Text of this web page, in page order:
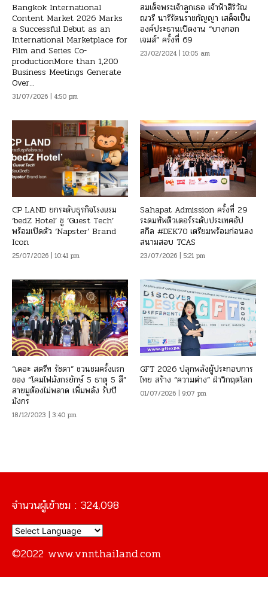
Bangkok International
Content Market 2026 Marks
a Successful Debut as an
International Marketplace for
Film and Series Co-
productionMore than 1,200
Business Meetings Generate
Over...
31/07/2026 | 4:50 pm
สมเด็จพระเจ้าลูกเธอ เจ้าฟ้าสิริวัณ
ณวรี นารีรัตนราชกัญญา เสด็จเป็น
องค์ประธานเปิดงาน “บางกอก
เจมส์” ครั้งที่ 69
23/02/2024 | 10:05 am
CP LAND ยกระดับธุรกิจโรงแรม
‘bedZ Hotel’ ชู ‘Guest Tech’
พร้อมเปิดตัว ‘Napster’ Brand
Icon
25/07/2026 | 10:41 pm
Sahapat Admission ครั้งที่ 29
ระดมทัพติวเตอร์ระดับประเทศอัป
สกิล #DEK70 เตรียมพร้อมก่อนลง
สนามสอบ TCAS
23/07/2026 | 5:21 pm
“เดอะ สตรีท รัชดา” ชวนชมครั้งแรก
ของ “โคมไฟมังกรยักษ์ 5 ธาตุ 5 สี”
สายมูต้องไม่พลาด เพิ่มพลัง รับปี
มังกร
18/12/2023 | 3:40 pm
GFT 2026 ปลุกพลังผู้ประกอบการ
ไทย สร้าง “ความต่าง” ฝ่าวิกฤตโลก
01/07/2026 | 9:07 pm
จำนวนผู้เข้าชม : 324,098
©2022 www.vnnthailand.com